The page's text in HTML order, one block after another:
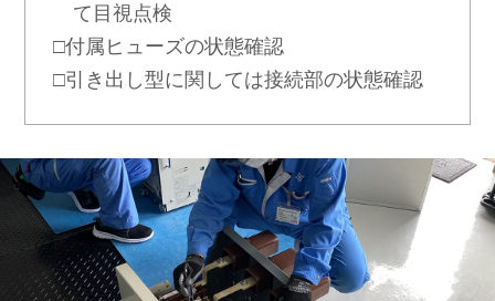
て目視点検
□付属ヒューズの状態確認
□引き出し型に関しては接続部の状態確認